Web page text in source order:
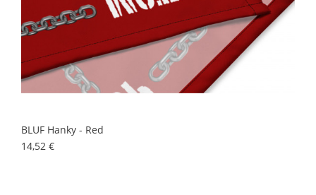
BLUF Hanky - Red
14,52 €Prix